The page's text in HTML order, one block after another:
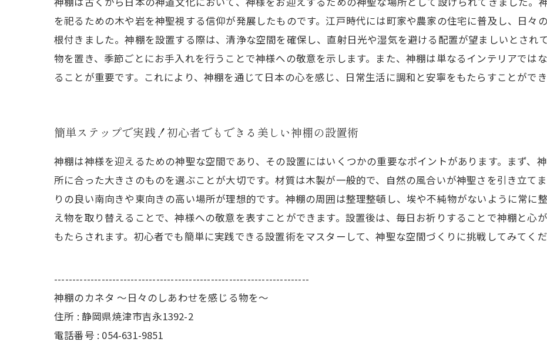
を祀るための木や岩を神聖視する信仰が発展したものです。江戸時代には町家や農家の住宅に普及し、日々
根付きました。神棚を設置する際は、清浄な空間を確保し、直射日光や湿気を避ける配置が望ましいとされ
物を置き、季節ごとにお手入れを行うことで神様への敬意を示します。また、神棚は単なるインテリアでは
ることが重要です。これにより、神棚を通じて日本の心を感じ、日常生活に調和と安寧をもたらすことができ
簡単ステップで実践！初心者でもできる美しい神棚の設置術
神棚は神様を迎えるための神聖な空間であり、その設置にはいくつかの重要なポイントがあります。まず、
所に合った大きさのものを選ぶことが大切です。材質は木製が一般的で、自然の風合いが神聖さを引き立て
りの良い南向きや東向きの高い場所が理想的です。神棚の周囲は整理整頓し、埃や不純物がないように常に
え物を取り替えることで、神様への敬意を表すことができます。設置後は、毎日お祈りすることで神棚と心
もたらされます。初心者でも簡単に実践できる設置術をマスターして、神聖な空間づくりに挑戦してみてくだ
----------------------------------------------------------------------
神棚のカネタ ～日々のしあわせを感じる物を～
住所 : 静岡県焼津市吉永1392-2
電話番号 : 054-631-9851